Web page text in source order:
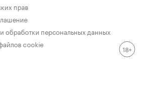
прав
обработки персональных данных
cookie
18+